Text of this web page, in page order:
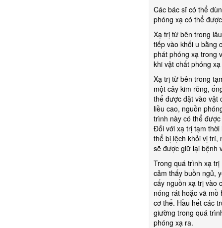
Các bác sĩ có thể
phóng xạ có thể
Xạ trị từ bên trong
tiếp vào khối u bằng
phát phóng xạ trong
khi vật chất phóng
Xạ trị từ bên trong
một cây kim rỗng,
thể được đặt vào vật
liều cao, nguồn
trình này có thể
Đối với xạ trị tạm
thể bị lệch khỏi vị trí,
sẽ được giữ lại bệnh
Trong quá trình xạ
cảm thấy buồn ngủ,
cấy nguồn xạ trị vào
nóng rát hoặc vã
cơ thể. Hầu hết các
giường trong quá
phóng xạ ra.